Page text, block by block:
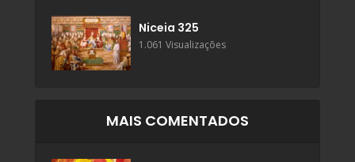
Niceia 325
1.061 Visualizações
MAIS COMENTADOS